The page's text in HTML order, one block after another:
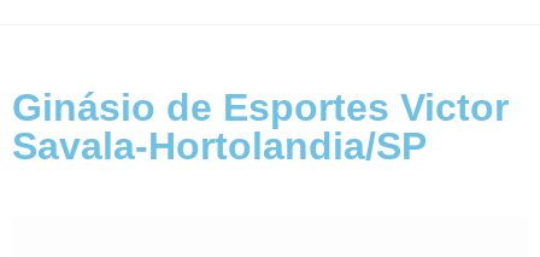
Ginásio de Esportes Victor
Savala-Hortolandia/SP